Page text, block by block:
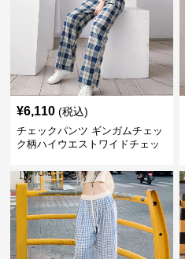
¥6,110 (税込)
チェックパンツ ギンガムチェッ
ク柄ハイウエストワイドチェッ